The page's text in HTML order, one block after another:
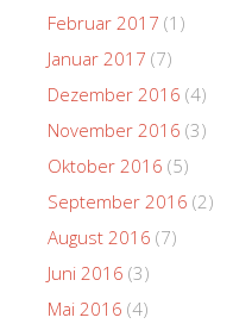
Februar 2017 (1)
Januar 2017 (7)
Dezember 2016 (4)
November 2016 (3)
Oktober 2016 (5)
September 2016 (2)
August 2016 (7)
Juni 2016 (3)
Mai 2016 (4)